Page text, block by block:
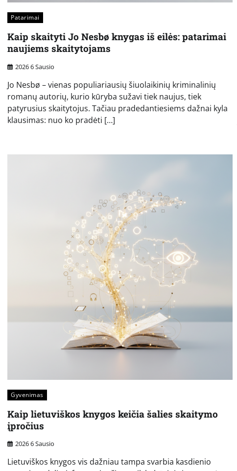
Patarimai
Kaip skaityti Jo Nesbø knygas iš eilės: patarimai
naujiems skaitytojams
2026 6 Sausio
Jo Nesbø – vienas populiariausių šiuolaikinių kriminalinių
romanų autorių, kurio kūryba sužavi tiek naujus, tiek
patyrusius skaitytojus. Tačiau pradedantiesiems dažnai kyla
klausimas: nuo ko pradėti […]
Gyvenimas
Kaip lietuviškos knygos keičia šalies skaitymo
įpročius
2026 6 Sausio
Lietuviškos knygos vis dažniau tampa svarbia kasdienio